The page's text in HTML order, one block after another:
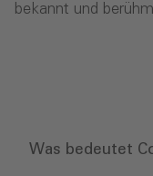
bekannt und
Was bedeutet